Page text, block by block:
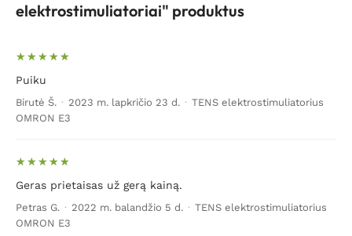
elektrostimuliatoriai" produktus
Puiku
Birutė Š. · 2023 m. lapkričio 23 d. · TENS elektrostimuliatorius
OMRON E3
Geras prietaisas už gerą kainą.
Petras G. · 2022 m. balandžio 5 d. · TENS elektrostimuliatorius
OMRON E3